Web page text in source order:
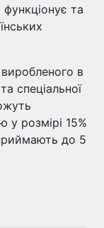
та
в
спеціальної
у розмірі 15%
до 5